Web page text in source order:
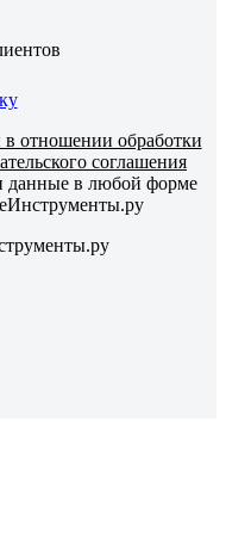
отношении обработки
соглашения
данные в любой форме